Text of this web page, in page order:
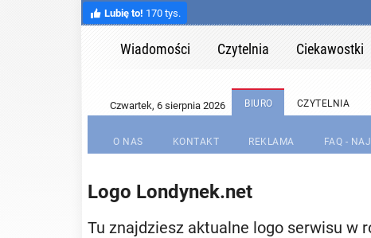
Lubię to! 170 tys.
Wiadomości Czytelnia Ciekawostki
BIURO CZYTELNIA
O NAS KONTAKT REKLAMA FAQ -
Logo Londynek.net
Tu znajdziesz aktualne logo serwisu w